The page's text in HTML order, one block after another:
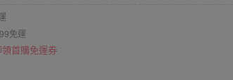
免運
首購免運券